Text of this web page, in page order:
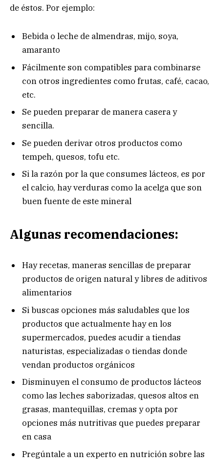
de éstos. Por ejemplo:
Bebida o leche de almendras, mijo, soya,
amaranto
Fácilmente son compatibles para combinarse
con otros ingredientes como frutas, café, cacao,
etc.
Se pueden preparar de manera casera y
sencilla.
Se pueden derivar otros productos como
tempeh, quesos, tofu etc.
Si la razón por la que consumes lácteos, es por
el calcio, hay verduras como la acelga que son
buen fuente de este mineral
Algunas recomendaciones:
Hay recetas, maneras sencillas de preparar
productos de origen natural y libres de aditivos
alimentarios
Si buscas opciones más saludables que los
productos que actualmente hay en los
supermercados, puedes acudir a tiendas
naturistas, especializadas o tiendas donde
vendan productos orgánicos
Disminuyen el consumo de productos lácteos
como las leches saborizadas, quesos altos en
grasas, mantequillas, cremas y opta por
opciones más nutritivas que puedes preparar
en casa
Pregúntale a un experto en nutrición sobre las